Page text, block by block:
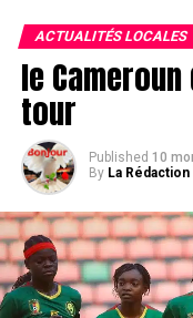
ACTUALITÉS LOCALES
le
tour
Published 10
By La Rédaction